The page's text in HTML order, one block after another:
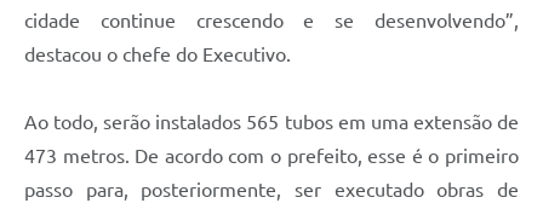
cidade continue crescendo e se desenvolvendo”,
destacou o chefe do Executivo.
Ao todo, serão instalados 565 tubos em uma extensão de
473 metros. De acordo com o prefeito, esse é o primeiro
passo para, posteriormente, ser executado obras de